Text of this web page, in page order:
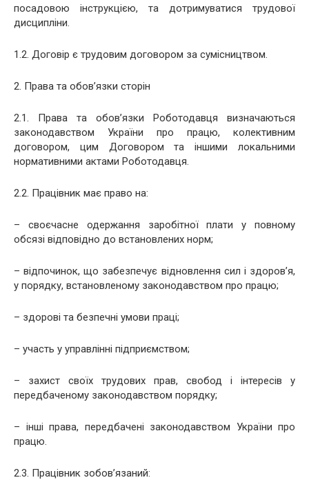
посадовою інструкцією, та дотримуватися трудової
дисципліни.
1.2. Договір є трудовим договором за сумісництвом.
2. Права та обов’язки сторін
2.1. Права та обов’язки Роботодавця визначаються
законодавством України про працю, колективним
договором, цим Договором та іншими локальними
нормативними актами Роботодавця.
2.2. Працівник має право на:
– своєчасне одержання заробітної плати у повному
обсязі відповідно до встановлених норм;
– відпочинок, що забезпечує відновлення сил і здоров’я,
у порядку, встановленому законодавством про працю;
– здорові та безпечні умови праці;
– участь у управлінні підприємством;
– захист своїх трудових прав, свобод і інтересів у
передбаченому законодавством порядку;
– інші права, передбачені законодавством України про
працю.
2.3. Працівник зобов’язаний: